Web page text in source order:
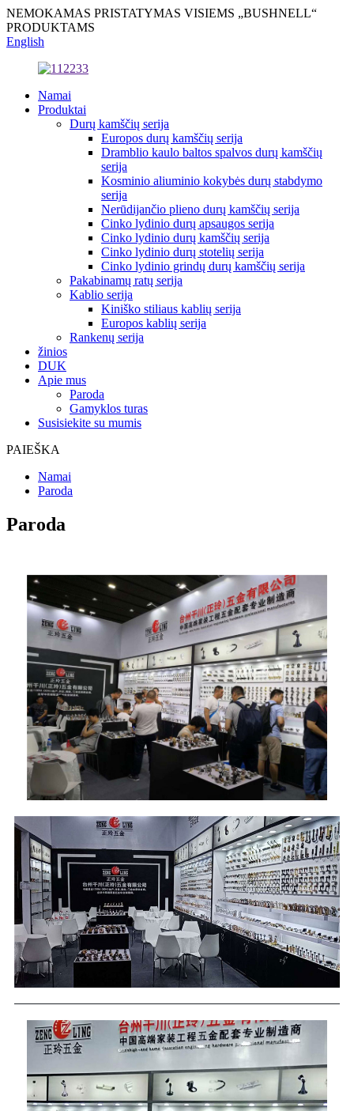
NEMOKAMAS PRISTATYMAS VISIEMS „BUSHNELL“
PRODUKTAMS
English
Namai
Produktai
Durų kamščių serija
Europos durų kamščių serija
Dramblio kaulo baltos spalvos durų kamščių
serija
Kosminio aliuminio kokybės durų stabdymo
serija
Nerūdijančio plieno durų kamščių serija
Cinko lydinio durų apsaugos serija
Cinko lydinio durų kamščių serija
Cinko lydinio durų stotelių serija
Cinko lydinio grindų durų kamščių serija
Pakabinamų ratų serija
Kablio serija
Kiniško stiliaus kablių serija
Europos kablių serija
Rankenų serija
žinios
DUK
Apie mus
Paroda
Gamyklos turas
Susisiekite su mumis
PAIEŠKA
Namai
Paroda
Paroda